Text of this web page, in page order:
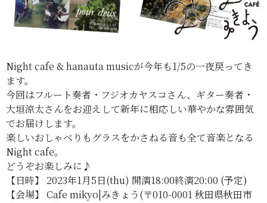
Night cafe & hanauta musicが今年も1/5の一夜戻ってき
ます。
今回はフルート奏者・フジオカヤスコさん、ギター奏者・
大垣涼太さんをお迎えして新年に相応しい華やかな雰囲気
でお届け します。
楽しいおしゃべりもグラスをかさねる音も全て音楽となる
Night cafe。
どうぞお楽しみに♪
【日時】 2023年1月5日(thu) 開演18:00終演20:00 (予定)
【会場】 Cafe mikyo|みきょう(〒010-0001 秋田県秋田市